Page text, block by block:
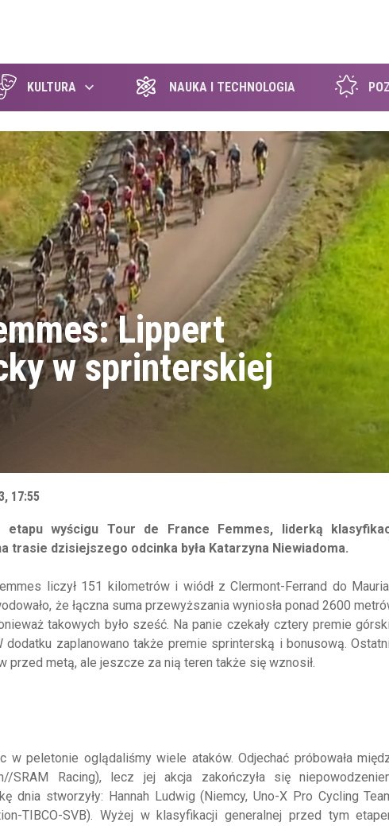
KULTURA NAUKA I TECHNOLOGIA
Lippert
w sprinterskiej
17:55
etapu wyścigu Tour de France Femmes, liderką
trasie dzisiejszego odcinka była Katarzyna Niewiadoma.
liczył 151 kilometrów i wiódł z Clermont-Ferrand do
że łączna suma przewyższania wyniosła ponad 2600
takowych było sześć. Na panie czekały cztery premie
zaplanowano także premie sprinterską i bonusową.
metą, ale jeszcze za nią teren także się wznosił.
peletonie oglądaliśmy wiele ataków. Odjechać próbowała
SRAM Racing), lecz jej akcja zakończyła się
stworzyły: Hannah Ludwig (Niemcy, Uno-X Pro Cycling
TIBCO-SVB). Wyżej w klasyfikacji generalnej przed tym